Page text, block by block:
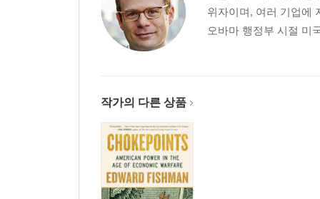
위자이며, 여러 기업에
오바마 행정부 시절 미
작가의 다른 상품